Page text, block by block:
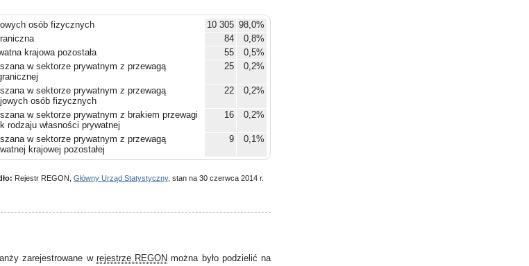
osób fizycznych 10 305 98,0%
84
0,8%
krajowa pozostała
55
0,5%
w sektorze prywatnym z przewagą
25 0,2%
w sektorze prywatnym z przewagą
osób fizycznych
22 0,2%
w sektorze prywatnym z brakiem przewagi
rodzaju własności prywatnej
16 0,2%
w sektorze prywatnym z przewagą
krajowej pozostałej
9 0,1%
2
0,0%
osób prawnych
1 0,0%
Rejestr REGON, Główny Urząd Statystyczny, stan na 30 czerwca 2014 r.
zarejestrowane w rejestrze REGON można było podzielić na